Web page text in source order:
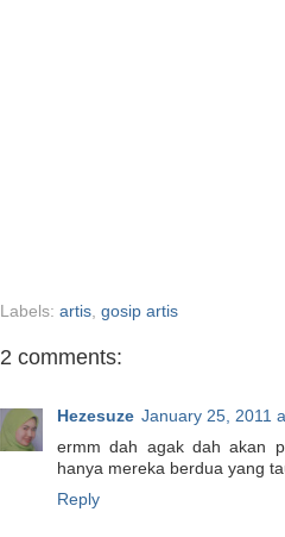
Labels: artis, gosip artis
2 comments:
Hezesuze January 25, 2011
ermm dah agak dah akan
hanya mereka berdua yang
Reply